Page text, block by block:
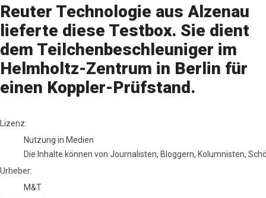
Reuter Technologie aus Alzenau
lieferte diese Testbox. Sie dient
dem Teilchenbeschleuniger im
Helmholtz-Zentrum in Berlin für
einen Koppler-Prüfstand.
M&T
Lizenz:
Nutzung in Medien
Die Inhalte können von Journalisten, Bloggern, Kolumnisten,
Urheber:
M&T